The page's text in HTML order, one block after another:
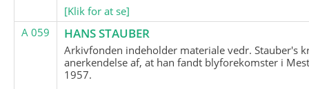
[Klik for at se]
A 059
HANS STAUBER
Arkivfonden indeholder materiale vedr. Stauber's
anerkendelse af, at han fandt blyforekomster i
1957.